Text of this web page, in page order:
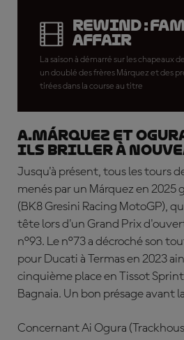
Rewind :
Affair
La saison à démarré sur les chapeaux
un doublé des frères Márquez et des
tirées dans la course au titre
A.Márquez et
ils briller à
Jusqu'à présent, tous les tours
menés par un Márquez en 2025
(BK8 Gresini Racing MotoGP),
tête lors d'un Grand Prix
n°93. Le n°73 a décroché son
pour Ducati à Termas en 2023
cinquième place en Tissot
Bagnaia. Un bon présage avant
Concernant Ai Ogura